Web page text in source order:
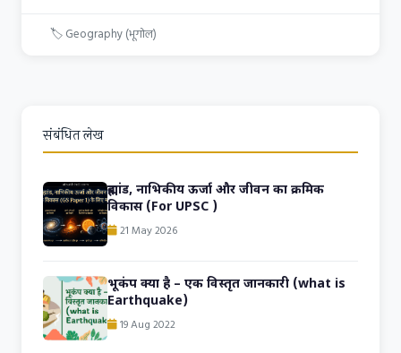
🏷Geography (भूगोल)
संबंधित लेख
ब्रह्मांड, नाभिकीय ऊर्जा और जीवन का क्रमिक
विकास (For UPSC )
21 May 2026
भूकंप क्या है – एक विस्तृत जानकारी (what is
Earthquake)
19 Aug 2022